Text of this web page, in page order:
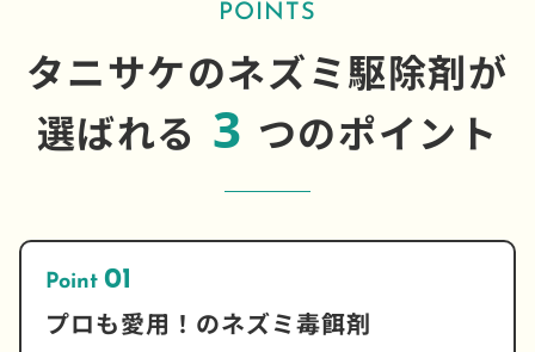
POINTS
タニサケのネズミ駆除剤が
選ばれる 3 つのポイント
Point 01
プロも愛用！のネズミ毒餌剤